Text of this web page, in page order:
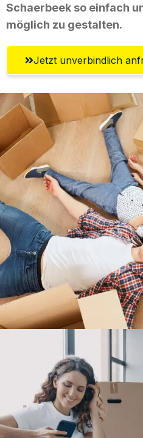
Schaerbeek so einfach
möglich zu gestalten.
Jetzt unverbindlich